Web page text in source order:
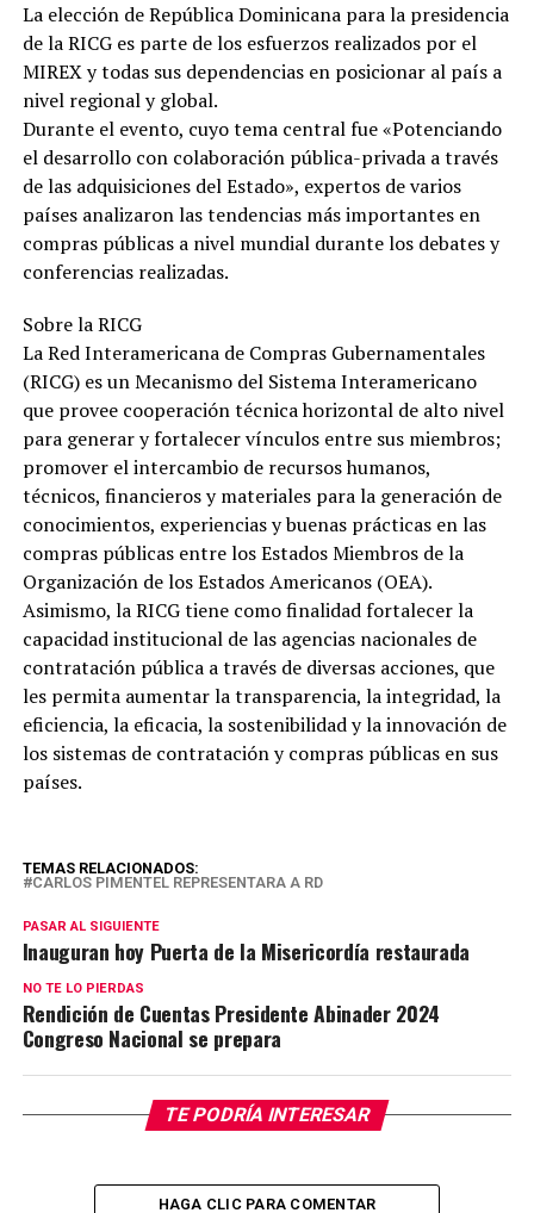
La elección de República Dominicana para la presidencia
de la RICG es parte de los esfuerzos realizados por el
MIREX y todas sus dependencias en posicionar al país a
nivel regional y global.
Durante el evento, cuyo tema central fue «Potenciando
el desarrollo con colaboración pública-privada a través
de las adquisiciones del Estado», expertos de varios
países analizaron las tendencias más importantes en
compras públicas a nivel mundial durante los debates y
conferencias realizadas.
Sobre la RICG
La Red Interamericana de Compras Gubernamentales
(RICG) es un Mecanismo del Sistema Interamericano
que provee cooperación técnica horizontal de alto nivel
para generar y fortalecer vínculos entre sus miembros;
promover el intercambio de recursos humanos,
técnicos, financieros y materiales para la generación de
conocimientos, experiencias y buenas prácticas en las
compras públicas entre los Estados Miembros de la
Organización de los Estados Americanos (OEA).
Asimismo, la RICG tiene como finalidad fortalecer la
capacidad institucional de las agencias nacionales de
contratación pública a través de diversas acciones, que
les permita aumentar la transparencia, la integridad, la
eficiencia, la eficacia, la sostenibilidad y la innovación de
los sistemas de contratación y compras públicas en sus
países.
TEMAS RELACIONADOS:
CARLOS PIMENTEL REPRESENTARA A RD
PASAR AL SIGUIENTE
Inauguran hoy Puerta de la Misericordía restaurada
NO TE LO PIERDAS
Rendición de Cuentas Presidente Abinader 2024
Congreso Nacional se prepara
TE PODRÍA INTERESAR
HAGA CLIC PARA COMENTAR